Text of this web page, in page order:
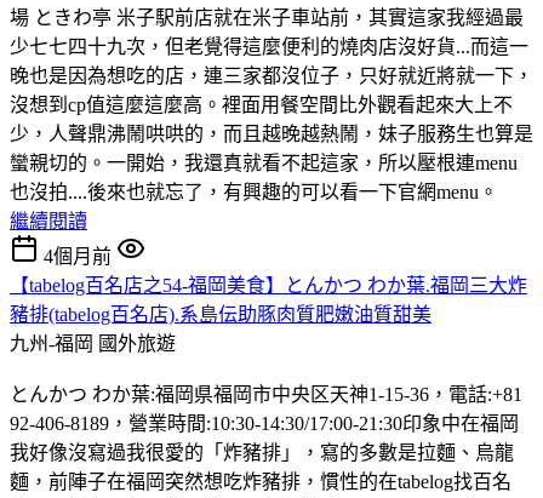
場 ときわ亭 米子駅前店就在米子車站前，其實這家我經過最
少七七四十九次，但老覺得這麼便利的燒肉店沒好貨...而這一
晚也是因為想吃的店，連三家都沒位子，只好就近將就一下，
沒想到cp值這麼這麼高。裡面用餐空間比外觀看起來大上不
少，人聲鼎沸鬧哄哄的，而且越晚越熱鬧，妹子服務生也算是
蠻親切的。一開始，我還真就看不起這家，所以壓根連menu
也沒拍....後來也就忘了，有興趣的可以看一下官網menu。
繼續閱讀
4個月前
【tabelog百名店之54-福岡美食】とんかつ わか葉.福岡三大炸
豬排(tabelog百名店).系島伝助豚肉質肥嫩油質甜美
九州-福岡 國外旅遊
とんかつ わか葉:福岡県福岡市中央区天神1-15-36，電話:+81
92-406-8189，營業時間:10:30-14:30/17:00-21:30印象中在福岡
我好像沒寫過我很愛的「炸豬排」，寫的多數是拉麵、烏龍
麵，前陣子在福岡突然想吃炸豬排，慣性的在tabelog找百名